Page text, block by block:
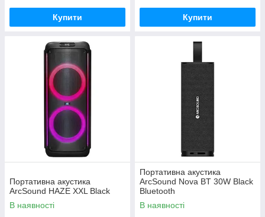
Купити Купити
Портативна акустика
ArcSound HAZE XXL Black
В наявності
Портативна акустика
ArcSound Nova BT 30W Black
Bluetooth
В наявності